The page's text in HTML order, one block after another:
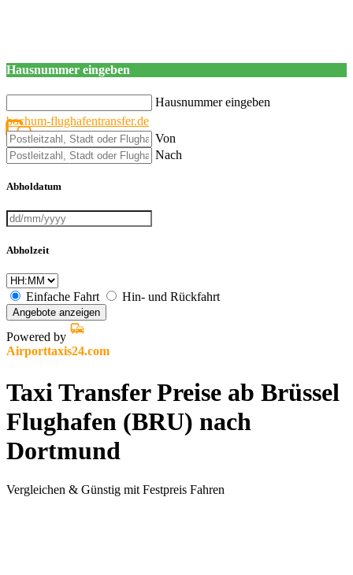
Hausnummer eingeben
Hausnummer eingeben
bochum-flughafentransfer.de
Von
Nach
Abholdatum
Abholzeit
Einfache Fahrt Hin- und Rückfahrt
Angebote anzeigen
Powered by
Airporttaxis24.com
Taxi Transfer Preise ab Brüssel
Flughafen (BRU) nach
Dortmund
Vergleichen & Günstig mit Festpreis Fahren